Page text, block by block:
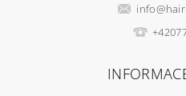
info@